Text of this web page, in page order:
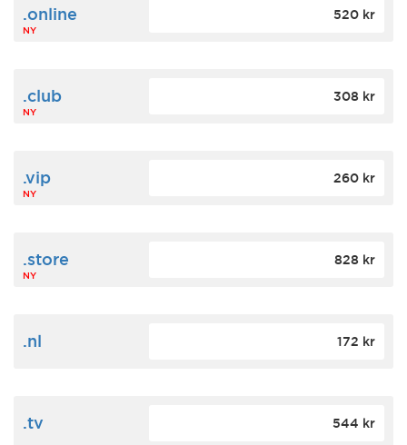
.online
NY
520 kr
.club
NY
308 kr
.vip
NY
260 kr
.store
NY
828 kr
.nl 172 kr
.tv 544 kr